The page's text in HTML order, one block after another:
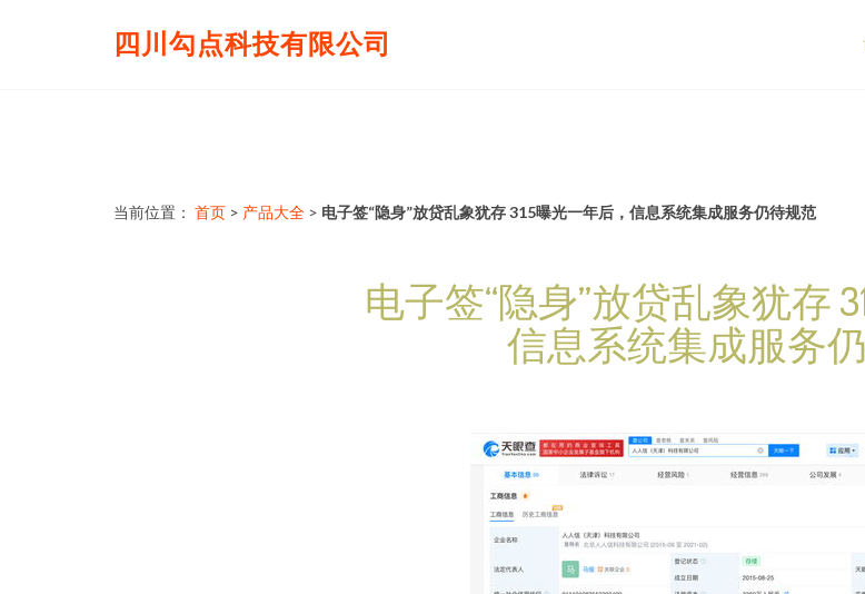
四川勾点科技有限公司
当前位置： 首页 > 产品大全 > 电子签“隐身”放贷乱象犹存 315曝光一年后，信息系统集成服务仍待规范
电子签“隐身”放贷乱象犹存
信息系统集成服务